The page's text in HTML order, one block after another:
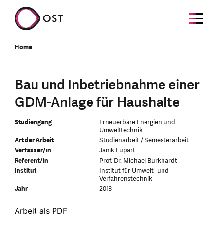
Home
Bau und Inbetriebnahme einer
GDM-Anlage für Haushalte
Studiengang
Erneuerbare Energien und
Umwelttechnik
Art der Arbeit
Studienarbeit / Semesterarbeit
Verfasser/in
Janik Lupart
Referent/in
Prof. Dr. Michael Burkhardt
Institut
Institut für Umwelt- und
Verfahrenstechnik
Jahr
2018
Arbeit als PDF